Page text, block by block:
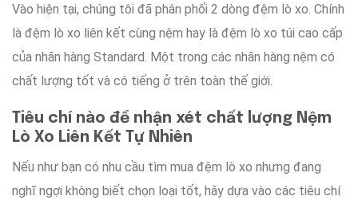
Vào hiện tại, chúng tôi đã phân phối 2 dòng đệm lò xo. Chính
là đệm lò xo liên kết cùng nệm hay là đệm lò xo túi cao cấp
của nhãn hàng Standard. Một trong các nhãn hàng nệm có
chất lượng tốt và có tiếng ở trên toàn thế giới
Tiêu chí nào để nhận xét chất lượng Nệm
Lò Xo Liên Kết Tự Nhiên
Nếu như bạn có nhu cầu tìm mua đệm lò xo nhưng đang
nghĩ ngợi không biết chọn loại tốt, hãy dựa vào các tiêu chí